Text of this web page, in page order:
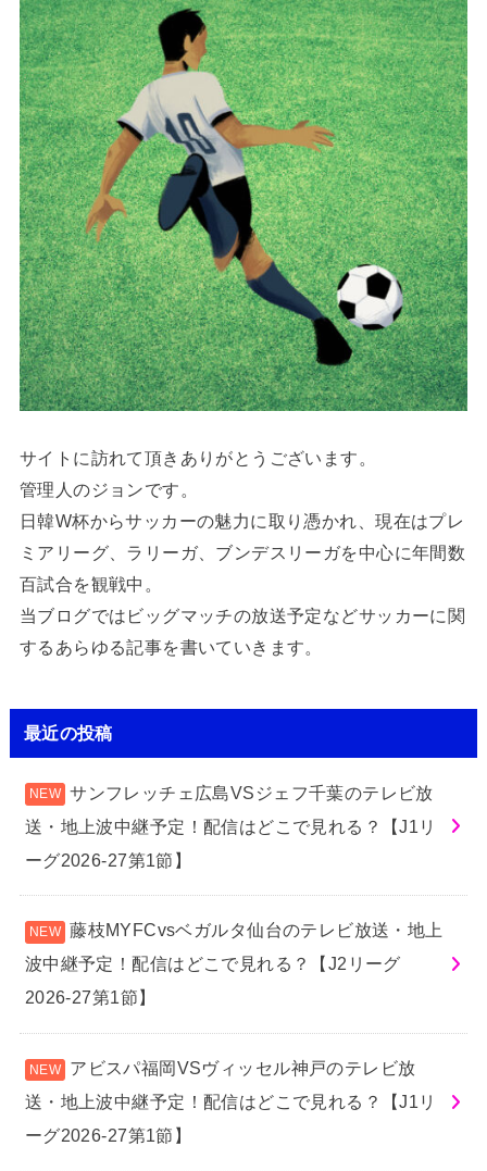
サイトに訪れて頂きありがとうございます。
管理人のジョンです。
日韓W杯からサッカーの魅力に取り憑かれ、現在はプレ
ミアリーグ、ラリーガ、ブンデスリーガを中心に年間数
百試合を観戦中。
当ブログではビッグマッチの放送予定などサッカーに関
するあらゆる記事を書いていきます。
最近の投稿
サンフレッチェ広島VSジェフ千葉のテレビ放
送・地上波中継予定！配信はどこで見れる？【J1リ
ーグ2026-27第1節】
藤枝MYFCvsベガルタ仙台のテレビ放送・地上
波中継予定！配信はどこで見れる？【J2リーグ
2026-27第1節】
アビスパ福岡VSヴィッセル神戸のテレビ放
送・地上波中継予定！配信はどこで見れる？【J1リ
ーグ2026-27第1節】